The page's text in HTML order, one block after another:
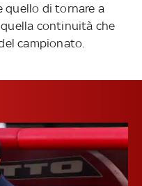
quello di tornare a
quella continuità che
campionato.